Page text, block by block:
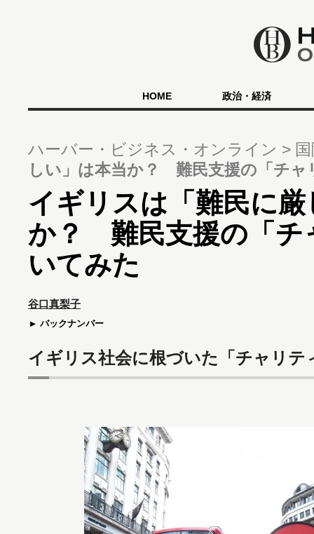
HOME 政治・経済
ハーバー・ビジネス・オンライン
しい」は本当か？ 難民支援の「チャ
イギリスは「難民に
か？ 難民支援の「チ
いてみた
谷口真梨子
バックナンバー
イギリス社会に根づいた「チャリテ